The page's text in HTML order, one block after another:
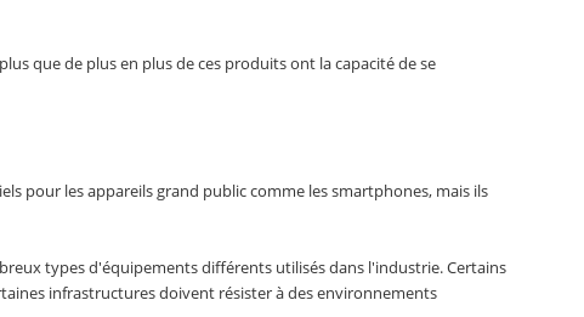
que de plus en plus de ces produits ont la capacité de se
pour les appareils grand public comme les smartphones, mais ils
types d'équipements différents utilisés dans l'industrie. Certains
infrastructures doivent résister à des environnements